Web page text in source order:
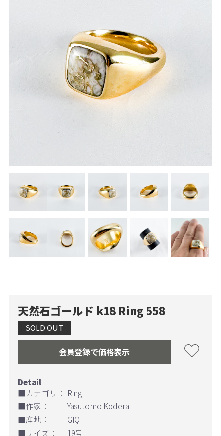
天然石ゴールド k18 Ring 558
SOLD OUT
会員登録で価格表示
■カテゴリ： Ring
■作家：
Yasutomo Kodera
■産地：
GIQ
■サイズ：
19号